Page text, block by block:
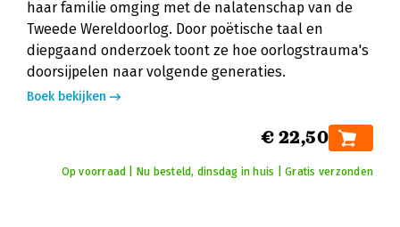
haar familie omging met de nalatenschap van de
Tweede Wereldoorlog. Door poëtische taal en
diepgaand onderzoek toont ze hoe oorlogstrauma's
doorsijpelen naar volgende generaties.
Boek bekijken
€ 22,50
Op voorraad | Nu besteld, dinsdag in huis | Gratis verzonden